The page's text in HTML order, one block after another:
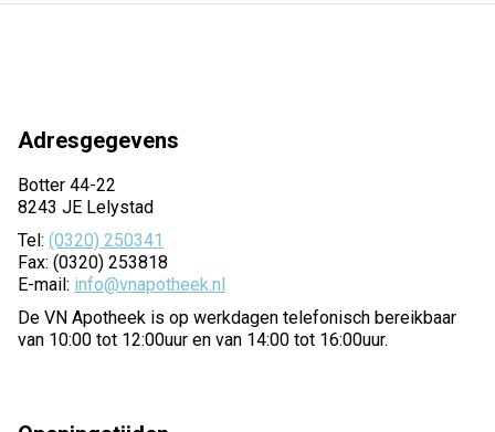
Adresgegevens
Botter 44-22
8243 JE Lelystad
Tel: (0320) 250341
Fax: (0320) 253818
E-mail: info@vnapotheek.nl
De VN Apotheek is op werkdagen telefonisch bereikbaar
van 10:00 tot 12:00uur en van 14:00 tot 16:00uur.